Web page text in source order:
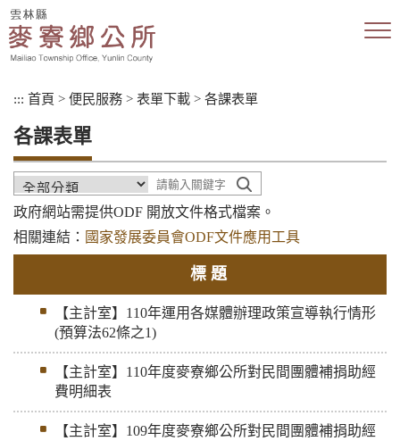
跳
到
主
::: 首頁 > 便民服務 > 表單下載 > 各課表單
各課表單
政府網站需提供ODF 開放文件格式檔案。
相關連結： 國家發展委員會ODF文件應用工具
標 題
【主計室】110年運用各媒體辦理政策宣導執行情形
(預算法62條之1)
【主計室】110年度麥寮鄉公所對民間團體補捐助經
費明細表
【主計室】109年度麥寮鄉公所對民間團體補捐助經